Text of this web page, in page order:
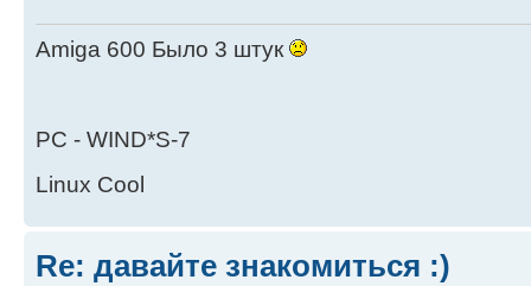
Аmigа 600 Было 3 штук
PC - WIND*S-7
Linux Cool
Re: давайте знакомиться :)